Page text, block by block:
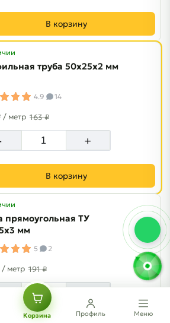
Корзина Профиль Меню
В корзину
труба 50х25х2 мм
4.9 14
/ метр 163 ₽
+
В корзину
прямоугольная ТУ
мм
5 2
/ метр 191 ₽